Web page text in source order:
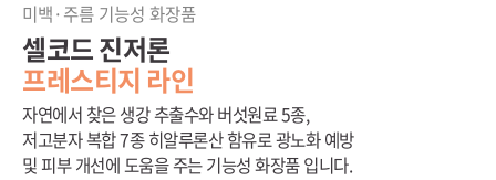
미백·주름 기능성 화장품
셀코드 진저론
프레스티지 라인
자연에서 찾은 생강 추출수와 버섯원료 5종,
저고분자 복합 7종 히알루론산 함유로 광노화 예방
및 피부 개선에 도움을 주는 기능성 화장품 입니다.